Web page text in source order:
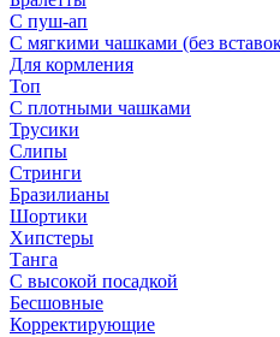
С пуш-ап
С мягкими чашками (без
Для кормления
Топ
С плотными чашками
Трусики
Слипы
Стринги
Бразилианы
Шортики
Хипстеры
Танга
С высокой посадкой
Бесшовные
Корректирующие